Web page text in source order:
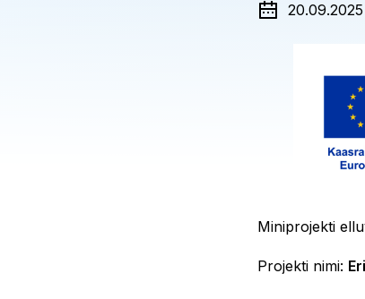
20.09.2025
Miniprojekti
Projekti nimi: